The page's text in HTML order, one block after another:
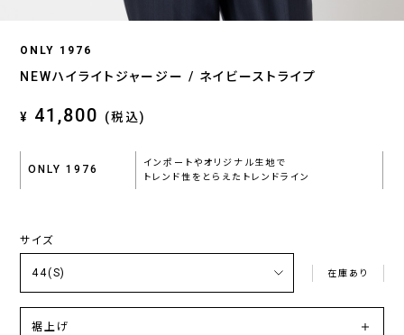
ONLY 1976
NEWハイライトジャージー / ネイビーストライプ
¥ 41,800 (税込)
ONLY 1976
インポートやオリジナル生地で
トレンド性をとらえたトレンドライン
サイズ
在庫あり
裾上げ